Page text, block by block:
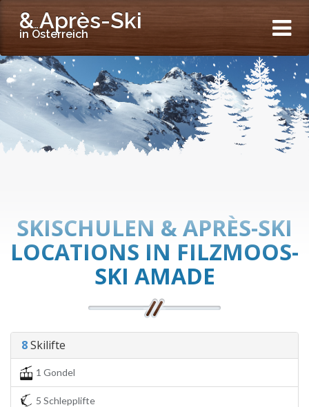
& Après-Ski
in Österreich
SKISCHULEN & APRÈS-SKI
LOCATIONS IN FILZMOOS-
SKI AMADE
8Skilifte
1 Gondel
5 Schlepplifte